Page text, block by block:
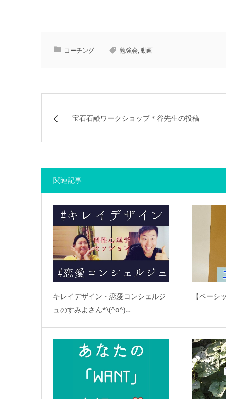
コーチング 勉強会,動画
宝石石鹸ワークショップ＊谷先生の投稿
関連記事
キレイデザイン・恋愛コンシェルジ
ュのすみよさん*\(^o^)…
【ベーシ